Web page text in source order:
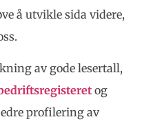
å utvikle sida videre,
av gode lesertall,
og
profilering av